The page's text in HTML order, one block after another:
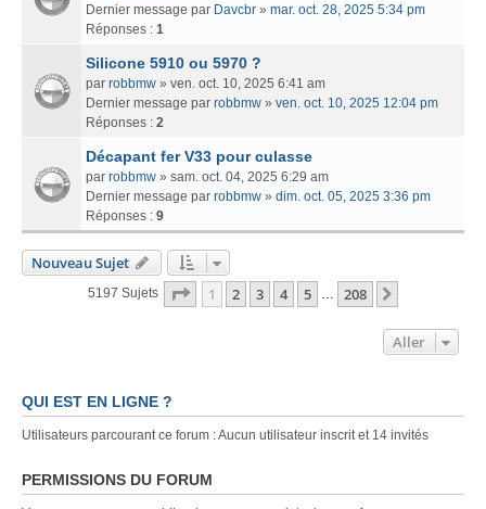
Dernier message par Davcbr » mar. oct. 28, 2025 5:34 pm
Réponses : 1
Silicone 5910 ou 5970 ?
par robbmw » ven. oct. 10, 2025 6:41 am
Dernier message par robbmw » ven. oct. 10, 2025 12:04 pm
Réponses : 2
Décapant fer V33 pour culasse
par robbmw » sam. oct. 04, 2025 6:29 am
Dernier message par robbmw » dim. oct. 05, 2025 3:36 pm
Réponses : 9
Nouveau Sujet
5197 Sujets Page 1Sur 208
1 2 3 4 5 … 208
Aller
QUI EST EN LIGNE ?
Utilisateurs parcourant ce forum : Aucun utilisateur inscrit et 14 invités
PERMISSIONS DU FORUM